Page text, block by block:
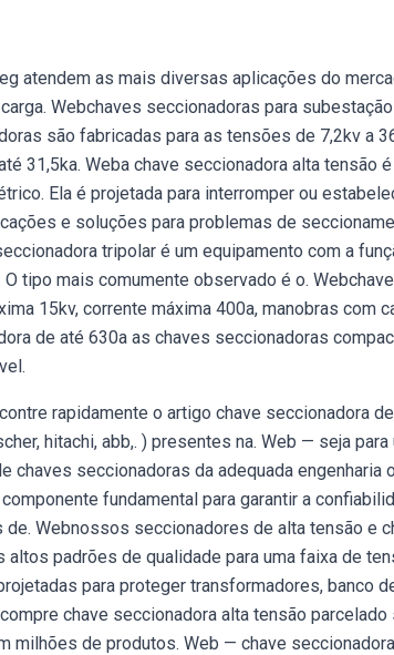
atendem as mais diversas aplicações do
Webchaves seccionadoras para
são fabricadas para as tensões de 7,2kv a
31,5ka. Weba chave seccionadora alta tensão
Ela é projetada para interromper ou
e soluções para problemas de
tripolar é um equipamento com a
tipo mais comumente observado é o.
15kv, corrente máxima 400a, manobras com
de até 630a as chaves seccionadoras
rapidamente o artigo chave seccionadora
hitachi, abb,. ) presentes na. Web — seja
chaves seccionadoras da adequada
fundamental para garantir a
Webnossos seccionadores de alta tensão e
padrões de qualidade para uma faixa de
para proteger transformadores, banco
chave seccionadora alta tensão
milhões de produtos. Web — chave